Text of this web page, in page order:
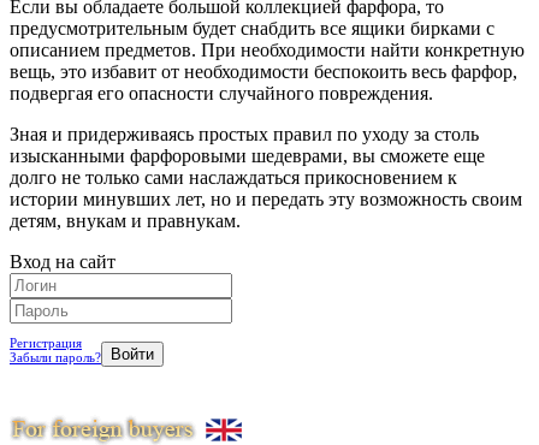
Если вы обладаете большой коллекцией фарфора, то
предусмотрительным будет снабдить все ящики бирками с
описанием предметов. При необходимости найти конкретную
вещь, это избавит от необходимости беспокоить весь фарфор,
подвергая его опасности случайного повреждения.
Зная и придерживаясь простых правил по уходу за столь
изысканными фарфоровыми шедеврами, вы сможете еще
долго не только сами наслаждаться прикосновением к
истории минувших лет, но и передать эту возможность своим
детям, внукам и правнукам.
Вход на сайт
Регистрация
Забыли пароль?